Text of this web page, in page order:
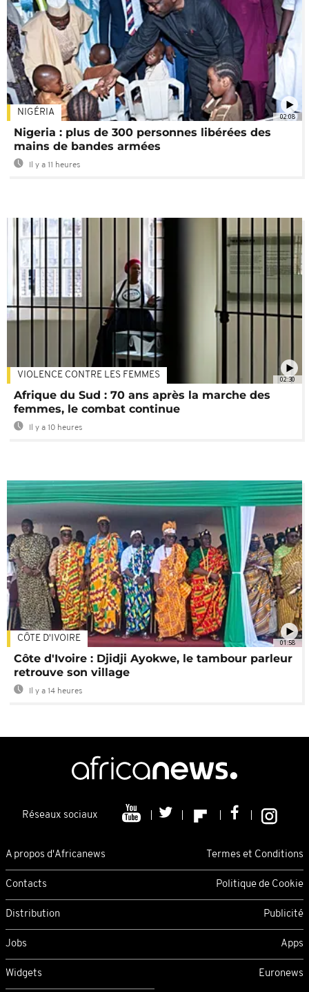
02:08
NIGÉRIA
Nigeria : plus de 300 personnes libérées des
mains de bandes armées
Il y a 11 heures
02:30
VIOLENCE CONTRE LES FEMMES
Afrique du Sud : 70 ans après la marche des
femmes, le combat continue
Il y a 10 heures
01:58
CÔTE D'IVOIRE
Côte d'Ivoire : Djidji Ayokwe, le tambour parleur
retrouve son village
Il y a 14 heures
Réseaux sociaux
A propos d'Africanews Termes et Conditions
Contacts Politique de Cookie
Distribution Publicité
Jobs Apps
Widgets Euronews